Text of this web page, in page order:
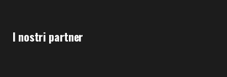
I nostri partner